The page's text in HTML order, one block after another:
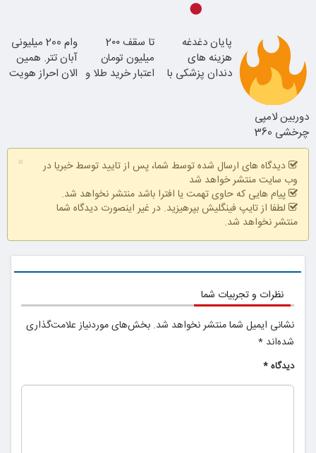
آبان تتر
دوربین لامپی
چرخشی 360
درجه
پرداخت درب
منزل + گارانتی
تعویض
پایان دغدغه
هزینه های
دندان پزشکی با
تا سقف 2۰۰
میلیون تومان
اعتبار خرید طلا و
وام 200 میلیونی
آبان تتر. همین
الان احراز هویت
×
دیدگاه های ارسال شده توسط شما، پس از تایید توسط خبریا در
وب سایت منتشر خواهد شد
پیام هایی که حاوی تهمت یا افترا باشد منتشر نخواهد شد.
لطفا از تایپ فینگلیش بپرهیزید. در غیر اینصورت دیدگاه شما
منتشر نخواهد شد.
نظرات و تجربیات شما
نشانی ایمیل شما منتشر نخواهد شد. بخش‌های موردنیاز علامت‌گذاری
شده‌اند *
دیدگاه*